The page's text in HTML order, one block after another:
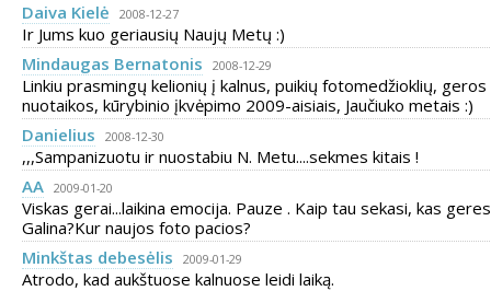
Daiva Kielė
2008-12-27
Ir Jums kuo geriausių Naujų Metų :)
Mindaugas Bernatonis
2008-12-29
Linkiu prasmingų kelionių į kalnus, puikių fotomedžioklių, geros
nuotaikos, kūrybinio įkvėpimo 2009-aisiais, Jaučiuko metais :)
Danielius
2008-12-30
,,,Sampanizuotu ir nuostabiu N. Metu....sekmes kitais !
AA 2009-01-20
Viskas gerai...laikina emocija. Pauze . Kaip tau sekasi, kas
Galina?Kur naujos foto pacios?
Minkštas debesėlis
2009-01-29
Atrodo, kad aukštuose kalnuose leidi laiką.